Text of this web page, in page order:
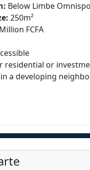
Below Limbe
250m²
FCFA
residential or
a developing